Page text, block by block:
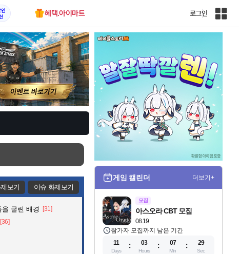
혜택.아이마트 로그인
인
트
보기 이슈 화제보기
굴린 배경 [31]
[36]
게임 캘린더 더보기+
모집
08.19
아스오라 CBT 모집
참가자 모집까지 남은 기간
11
Days
03
Hours
07
Min
27
Sec